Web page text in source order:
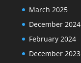
March 2025
December 2024
February 2024
December 2023